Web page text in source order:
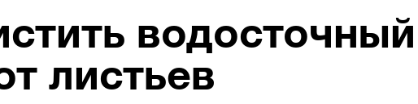
водосточный
листьев